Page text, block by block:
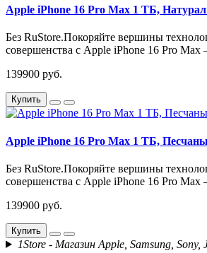
Apple iPhone 16 Pro Max 1 ТБ,
Без RuStore.Покоряйте вершины
совершенства с Apple iPhone 16 Pro Max
139900 руб.
Купить
Apple iPhone 16 Pro Max 1 ТБ,
Без RuStore.Покоряйте вершины
совершенства с Apple iPhone 16 Pro Max
139900 руб.
Купить
1Store - Магазин Apple, Samsung,